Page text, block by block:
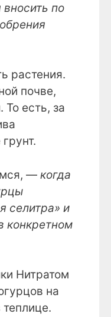
по
растения.
почве,
есть, за
— когда
селитра» и
конкретном
Нитратом
на